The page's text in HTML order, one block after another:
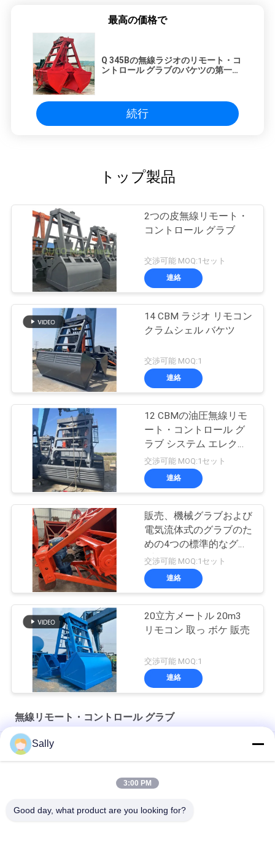
最高の価格で
Q 345Bの無線ラジオのリモート・コ
ントロール グラブのバケツの第一次
続行
トップ製品
2つの皮無線リモート・
コントロール グラブ
交渉可能 MOQ:1セット
連絡
14 CBM ラジオ リモコン
クラムシェル バケツ
交渉可能 MOQ:1
連絡
12 CBMの油圧無線リモ
ート・コントロール グ
ラブ システム エレクト
ロ
交渉可能 MOQ:1セット
連絡
販売、機械グラブおよび
電気流体式のグラブのた
めの4つの標準的なグラ
ブのバケツ
交渉可能 MOQ:1セット
連絡
20立方メートル 20m3
リモコン 取っ ボケ 販売
交渉可能 MOQ:1
連絡
無線リモート・コントロール グラブ
100mの無線のリモート・コントロール グラブ
Sally
3:00 PM
Good day, what product are you looking for?